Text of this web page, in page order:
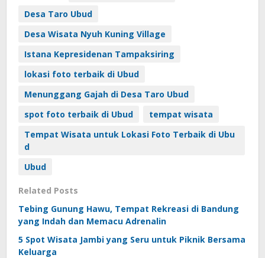
Desa Taro Ubud
Desa Wisata Nyuh Kuning Village
Istana Kepresidenan Tampaksiring
lokasi foto terbaik di Ubud
Menunggang Gajah di Desa Taro Ubud
spot foto terbaik di Ubud
tempat wisata
Tempat Wisata untuk Lokasi Foto Terbaik di Ubu
d
Ubud
Related Posts
Tebing Gunung Hawu, Tempat Rekreasi di Bandung
yang Indah dan Memacu Adrenalin
5 Spot Wisata Jambi yang Seru untuk Piknik Bersama
Keluarga